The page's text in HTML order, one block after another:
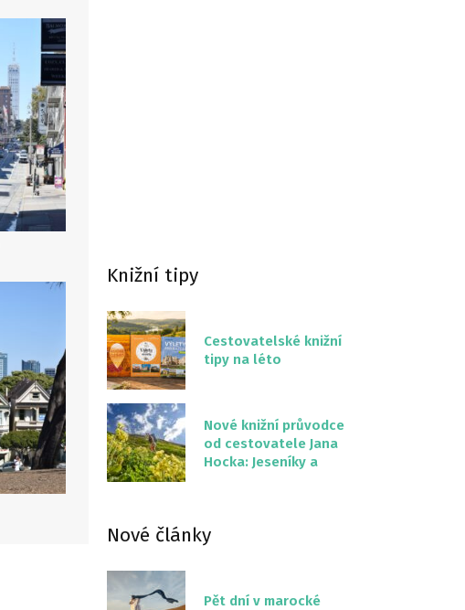
Knižní tipy
Cestovatelské knižní
tipy na léto
Nové knižní průvodce
od cestovatele Jana
Hocka: Jeseníky a
Nové články
Pět dní v marocké